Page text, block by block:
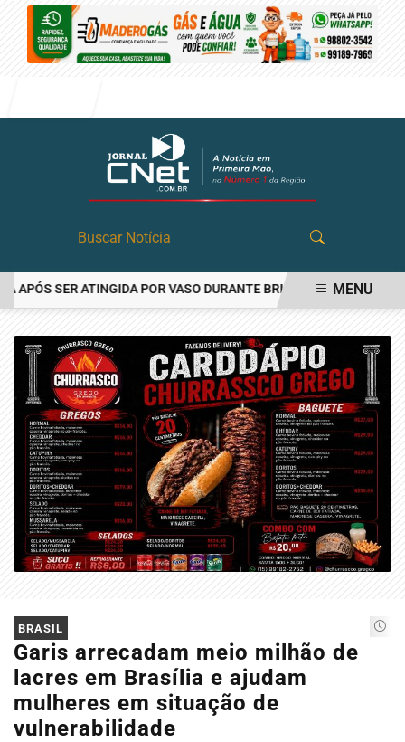
SER ATINGIDA POR VASO DURANTE BRIGA FAMILIAR EMMENU
BRASIL
Garis arrecadam meio milhão de
lacres em Brasília e ajudam
mulheres em situação de
vulnerabilidade